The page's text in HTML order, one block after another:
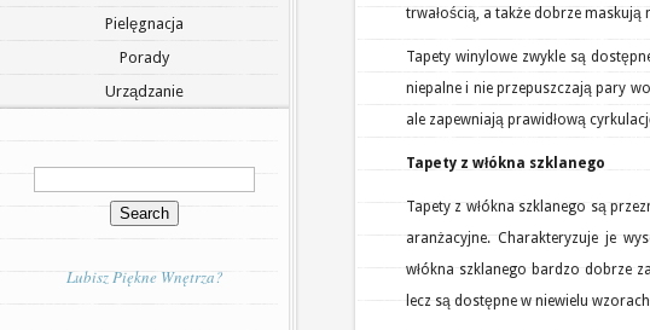
Pielęgnacja
Porady
Urządzanie
Lubisz Piękne Wnętrza?
trwałością, a także dobrze maskują
Tapety winylowe zwykle są
niepalne i nie przepuszczają pary
ale zapewniają prawidłową
Tapety z włókna szklanego
Tapety z włókna szklanego są
aranżacyjne. Charakteryzuje je
włókna szklanego bardzo dobrze
lecz są dostępne w niewielu